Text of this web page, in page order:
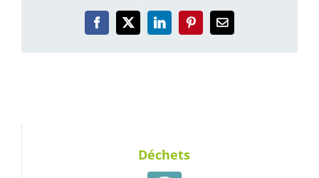
Facebook
X LinkedInPinterestEmail
Déchets